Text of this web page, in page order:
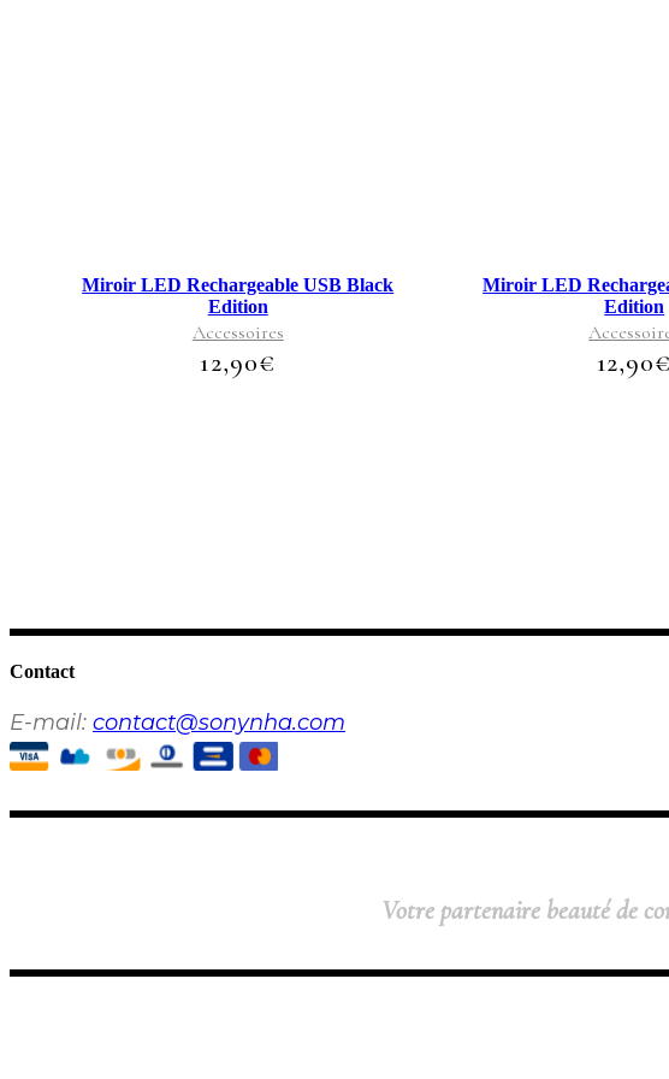
Miroir LED Rechargeable USB Black
Edition
Accessoires
12,90€
Miroir LED
Edition
12,90€
Contact
E-mail: contact@sonynha.com
Votre partenaire beauté de